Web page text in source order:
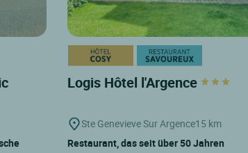
Logis Hôtel l'Argence
Ste Genevieve Sur Argence15 km
Restaurant, das seit über 50 Jahren